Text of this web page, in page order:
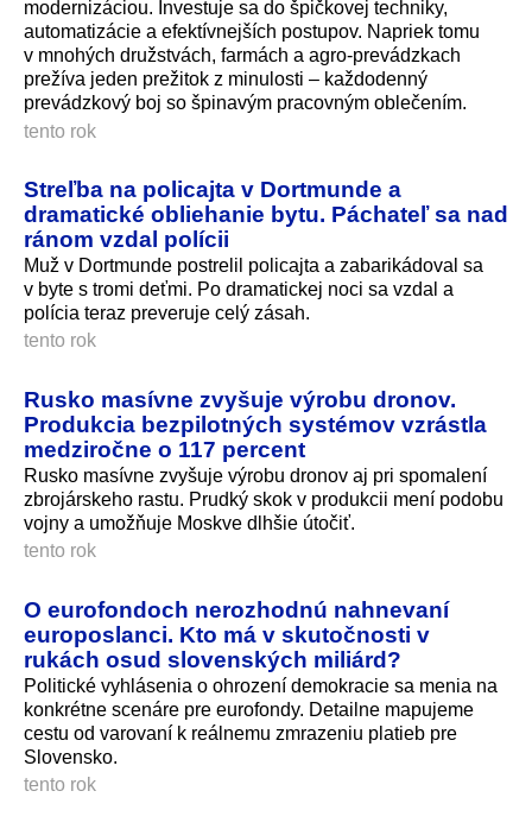
modernizáciou. Investuje sa do špičkovej techniky,
automatizácie a efektívnejších postupov. Napriek tomu
v mnohých družstvách, farmách a agro-prevádzkach
prežíva jeden prežitok z minulosti – každodenný
prevádzkový boj so špinavým pracovným oblečením.
tento rok
Streľba na policajta v Dortmunde a
dramatické obliehanie bytu. Páchateľ sa nad
ránom vzdal polícii
Muž v Dortmunde postrelil policajta a zabarikádoval sa
v byte s tromi deťmi. Po dramatickej noci sa vzdal a
polícia teraz preveruje celý zásah.
tento rok
Rusko masívne zvyšuje výrobu dronov.
Produkcia bezpilotných systémov vzrástla
medziročne o 117 percent
Rusko masívne zvyšuje výrobu dronov aj pri spomalení
zbrojárskeho rastu. Prudký skok v produkcii mení podobu
vojny a umožňuje Moskve dlhšie útočiť.
tento rok
O eurofondoch nerozhodnú nahnevaní
europoslanci. Kto má v skutočnosti v
rukách osud slovenských miliárd?
Politické vyhlásenia o ohrození demokracie sa menia na
konkrétne scenáre pre eurofondy. Detailne mapujeme
cestu od varovaní k reálnemu zmrazeniu platieb pre
Slovensko.
tento rok